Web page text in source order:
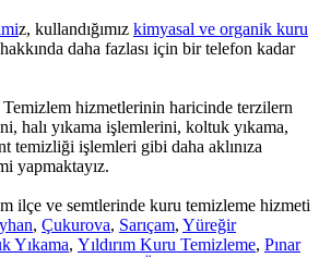
z, kullandığımız kimyasal ve organik kuru
hakkında daha fazlası için bir telefon kadar
hizmetlerinin haricinde terzilern
halı yıkama işlemlerini, koltuk yıkama,
temizliği işlemleri gibi daha aklınıza
yapmaktayız.
ilçe ve semtlerinde kuru temizleme hizmeti
, Çukurova, Sarıçam, Yüreğir
Yıkama, Yıldırım Kuru Temizleme, Pınar